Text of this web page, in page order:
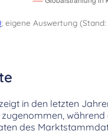
; eigene Auswertung
in den letzten
zugenommen, während
des